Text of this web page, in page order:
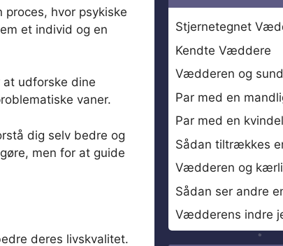
proces, hvor psykiske
et individ og en
at udforske dine
vaner.
dig selv bedre og
men for at guide
deres livskvalitet.
Stjernetegnet
Kendte Væddere
Vædderen og
Par med en
Par med en
Sådan tiltrækkes
Vædderen og
Sådan ser andre
Vædderens indre